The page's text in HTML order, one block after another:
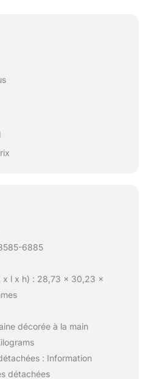
6885
x l x h) : 28,73 x 30,23 x
décorée à la main
: Information
détachées